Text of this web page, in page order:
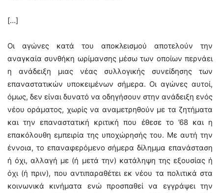
[…]
Οι αγώνες κατά του αποκλεισμού αποτελούν την
αναγκαία συνθήκη ωρίμανσης μέσω των οποίων περνάει
η ανάδειξη μιας νέας συλλογικής συνείδησης των
επαναστατικών υποκειμένων σήμερα. Οι αγώνες αυτοί,
όμως, δεν είναι δυνατό να οδηγήσουν στην ανάδειξη ενός
νέου οράματος, χωρίς να αναμετρηθούν με τα ζητήματα
και την επαναστατική κριτική που έθεσε το ’68 και η
επακόλουθη εμπειρία της υποχώρησής του. Με αυτή την
έννοια, το επαναφερόμενο σήμερα δίλημμα επανάσταση
ή όχι, αλλαγή με (ή μετά την) κατάληψη της εξουσίας ή
όχι (ή πριν), που αντιπαραθέτει εκ νέου τα πολιτικά στα
κοινωνικά κινήματα ενώ προσπαθεί να εγγράψει την